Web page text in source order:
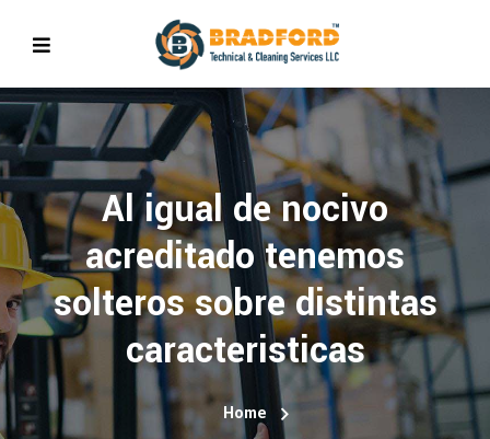
Al igual de nocivo
acreditado tenemos
solteros sobre distintas
caracteristicas
Home